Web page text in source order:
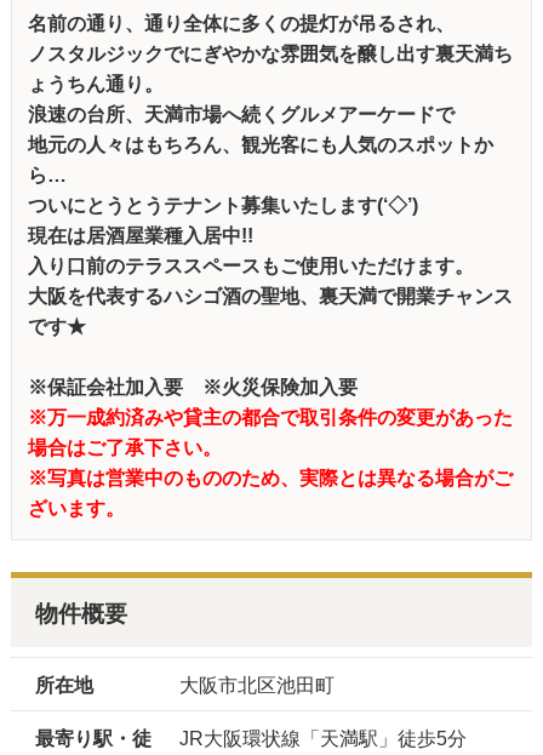
名前の通り、通り全体に多くの提灯が吊るされ、
ノスタルジックでにぎやかな雰囲気を醸し出す裏天満ち
ょうちん通り。
浪速の台所、天満市場へ続くグルメアーケードで
地元の人々はもちろん、観光客にも人気のスポットか
ら…
ついにとうとうテナント募集いたします(‘◇’)ゞ
現在は居酒屋業種入居中!!
入り口前のテラススペースもご使用いただけます。
大阪を代表するハシゴ酒の聖地、裏天満で開業チャンス
です★
※保証会社加入要 ※火災保険加入要
※万一成約済みや貸主の都合で取引条件の変更があった
場合はご了承下さい。
※写真は営業中のもののため、実際とは異なる場合がご
ざいます。
物件概要
所在地 大阪市北区池田町
最寄り駅・徒
JR大阪環状線「天満駅」徒歩5分